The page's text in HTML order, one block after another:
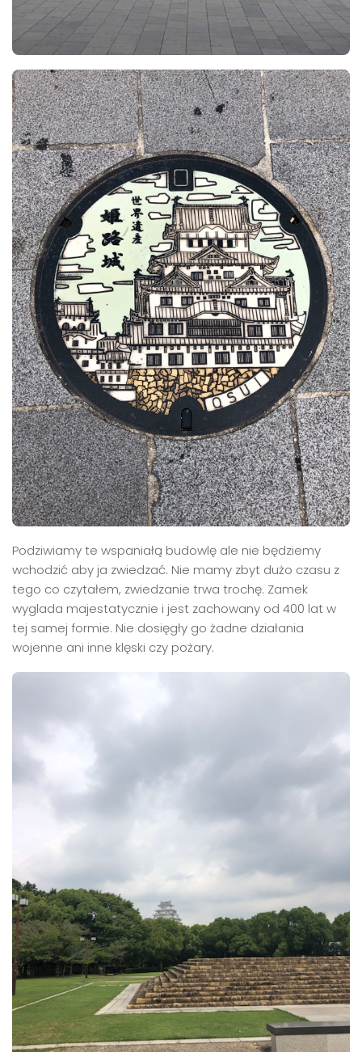
Podziwiamy te wspaniałą budowlę ale nie będziemy
wchodzić aby ja zwiedzać. Nie mamy zbyt dużo czasu z
tego co czytałem, zwiedzanie trwa trochę. Zamek
wyglada majestatycznie i jest zachowany od 400 lat w
tej samej formie. Nie dosięgły go żadne działania
wojenne ani inne klęski czy pożary.